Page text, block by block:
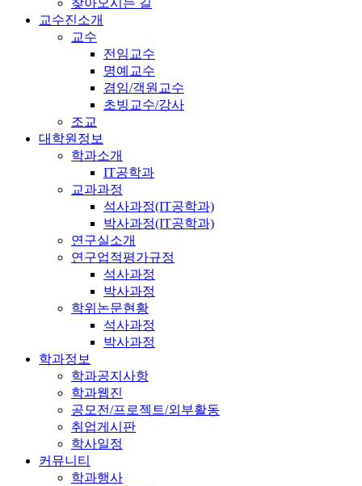
교수진소개
교수
전임교수
명예교수
겸임/객원교수
초빙교수/강사
조교
대학원정보
학과소개
IT공학과
교과과정
석사과정(IT공학과)
박사과정(IT공학과)
연구실소개
연구업적평가규정
석사과정
박사과정
학위논문현황
석사과정
박사과정
학과정보
학과공지사항
학과웹진
공모전/프로젝트/외부활동
취업게시판
학사일정
커뮤니티
학과행사